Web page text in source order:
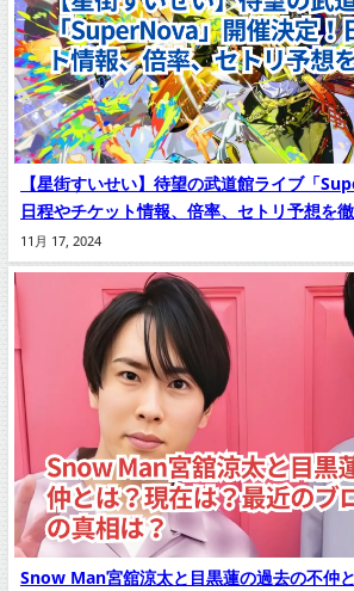
【星街すいせい】待望の武道館ライブ「
日程やチケット情報、倍率、セトリ予想を
11月 17, 2024
Snow Man宮舘涼太と目黒蓮の過去の不仲